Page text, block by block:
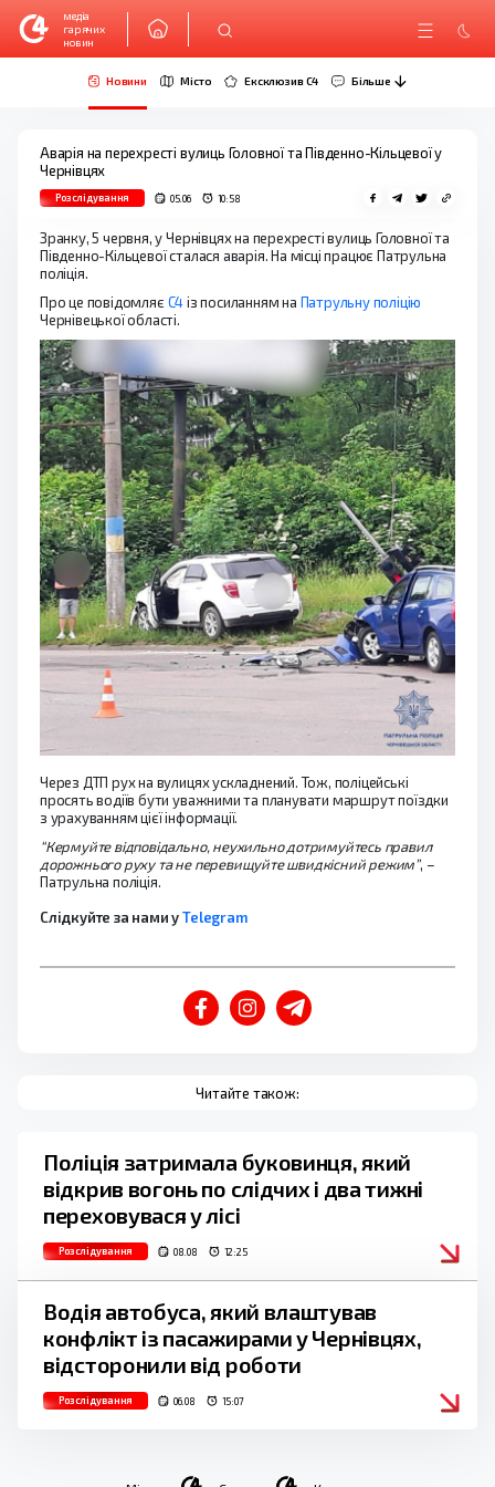
медіа
гарячих
новин
Новини Місто Ексклюзив C4 Більше
Аварія на перехресті вулиць Головної та Південно-Кільцевої у
Чернівцях
Розслідування 05.06 10:58
Зранку, 5 червня, у Чернівцях на перехресті вулиць Головної та
Південно-Кільцевої сталася аварія. На місці працює Патрульна
поліція.
Про це повідомляє С4із посиланням на Патрульну поліцію
Чернівецької області.
Через ДТП рух на вулицях ускладнений. Тож, поліцейські
просять водіїв бути уважними та планувати маршрут поїздки
з урахуванням цієї інформації.
“Кермуйте відповідально, неухильно дотримуйтесь правил
дорожнього руху та не перевищуйте швидкісний режим”, –
Патрульна поліція.
Слідкуйте за нами уTelegram
Читайте також:
Поліція затримала буковинця, який
відкрив вогонь по слідчих і два тижні
переховувася у лісі
Розслідування 08.08 12:25
Водія автобуса, який влаштував
конфлікт із пасажирами у Чернівцях,
відсторонили від роботи
Розслідування 06.08 15:07